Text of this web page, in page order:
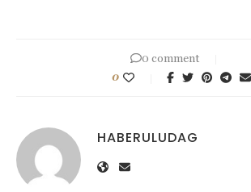
0 comment
0
HABERULUDAG